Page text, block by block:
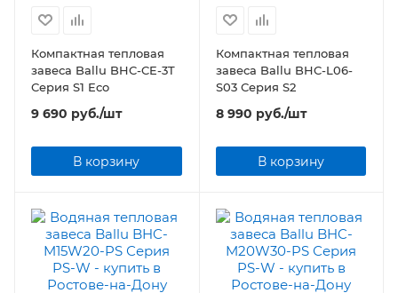
Компактная тепловая
завеса Ballu BHC-CE-3T
Серия S1 Eco
9 690 руб./шт
В корзину
Компактная тепловая
завеса Ballu BHC-L06-
S03 Серия S2
8 990 руб./шт
В корзину